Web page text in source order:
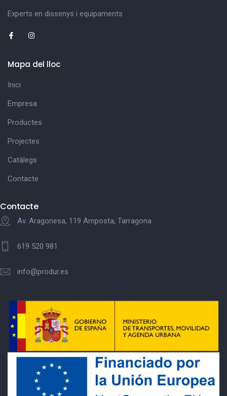
Experts en dissenys i equipaments
Mapa del lloc
Inici
Empresa
Productes
Projectes
Catàlegs
Contacte
Contacte
Av. Aragonesa, 119 Amposta, Tarragona
619 520 981
info@produr.es